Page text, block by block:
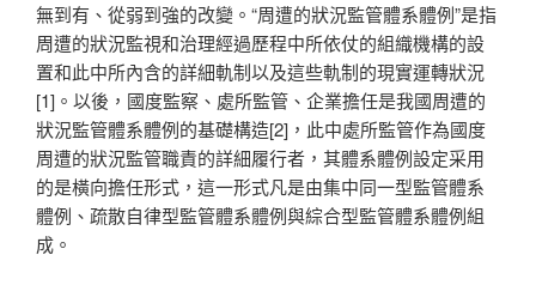
無到有、從弱到強的改變。“周遭的狀況監管體系體例”是指
周遭的狀況監視和治理經過歷程中所依仗的組織機構的設
置和此中所內含的詳細軌制以及這些軌制的現實運轉狀況
[1]。以後，國度監察、處所監管、企業擔任是我國周遭的
狀況監管體系體例的基礎構造[2]，此中處所監管作為國度
周遭的狀況監管職責的詳細履行者，其體系體例設定采用
的是橫向擔任形式，這一形式凡是由集中同一型監管體系
體例、疏散自律型監管體系體例與綜合型監管體系體例組
成。